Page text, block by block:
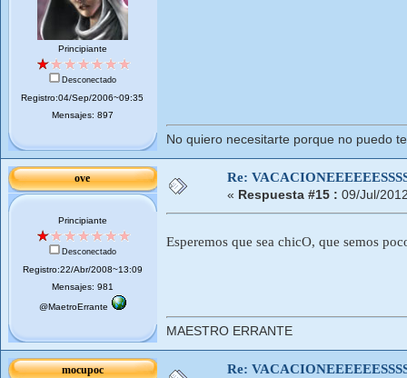
Principiante
Desconectado
Registro:04/Sep/2006~09:35
Mensajes: 897
No quiero necesitarte porque no puedo
ove
Principiante
Desconectado
Registro:22/Abr/2008~13:09
Mensajes: 981
@MaetroErrante
Re:
« Respuesta #15 : 09/Jul/
Esperemos que sea chicO, que semos
MAESTRO ERRANTE
mocupoc Re: